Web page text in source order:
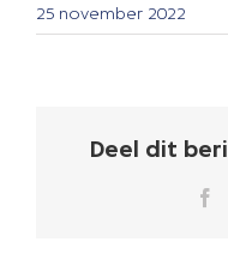
25 november 2022
Deel dit